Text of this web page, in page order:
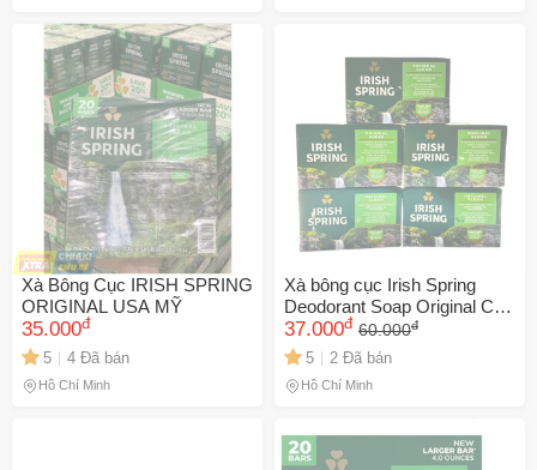
Xà Bông Cục IRISH SPRING
ORIGINAL USA MỸ
35.000đ
5
4 Đã bán
Hồ Chí Minh
Xà bông cục Irish Spring
Deodorant Soap Original Của
Mỹ
37.000đ 60.000đ
5 2 Đã bán
Hồ Chí Minh